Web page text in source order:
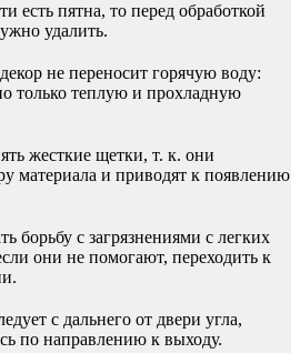
есть пятна, то перед обработкой
удалить.
не переносит горячую воду:
только теплую и прохладную
жесткие щетки, т. к. они
материала и приводят к появлению
борьбу с загрязнениями с легких
они не помогают, переходить к
с дальнего от двери угла,
по направлению к выходу.